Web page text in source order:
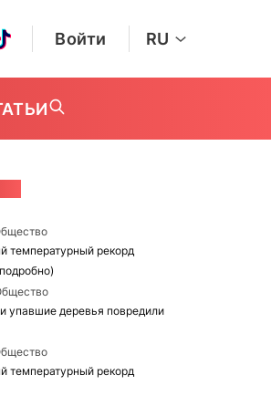
Войти RU
температурный рекорд
упавшие деревья повредили
температурный рекорд